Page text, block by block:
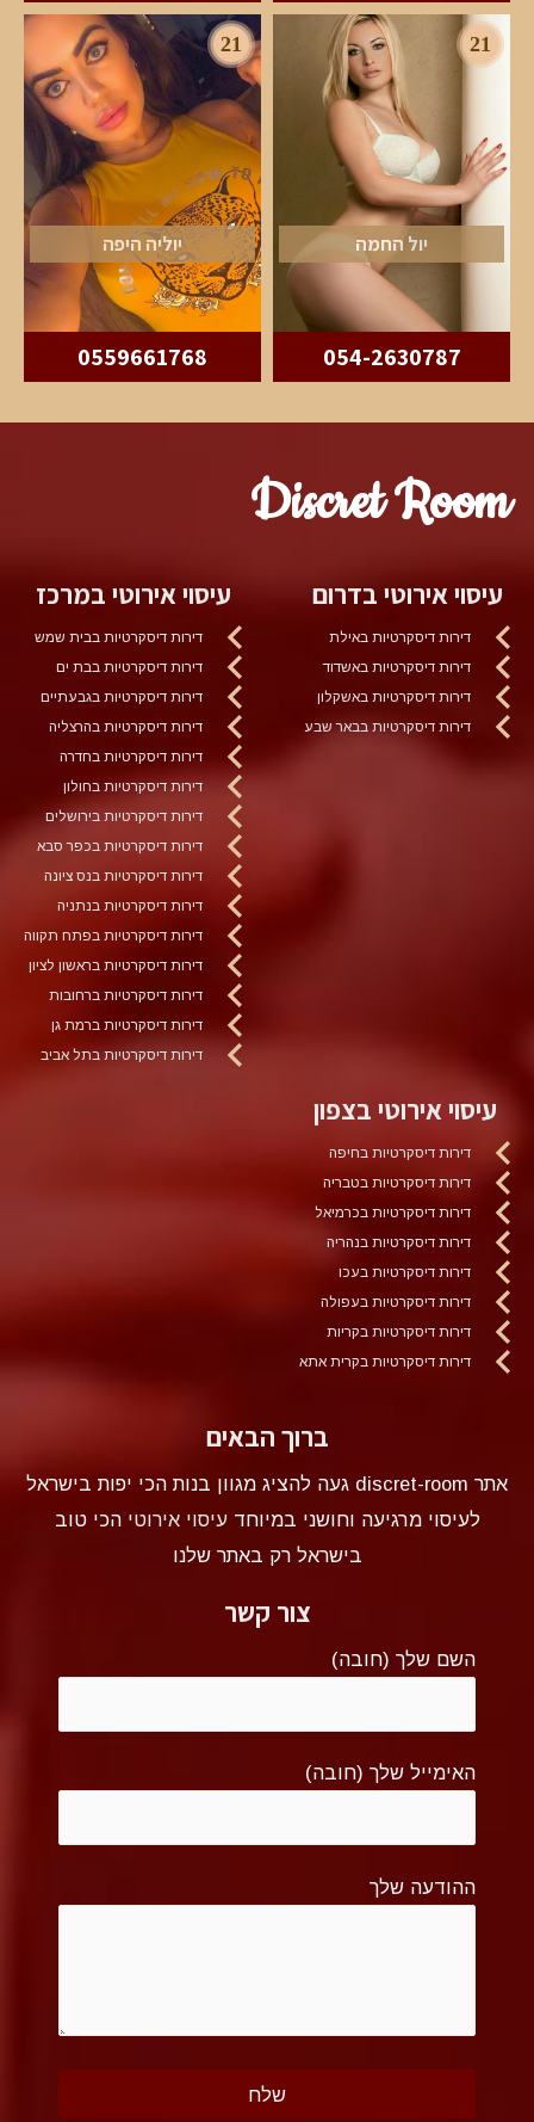
21
יול החמה
054-2630787
21
יוליה היפה
0559661768
Discret Room
עיסוי אירוטי בדרום
דירות דיסקרטיות באילת
דירות דיסקרטיות באשדוד
דירות דיסקרטיות באשקלון
דירות דיסקרטיות בבאר שבע
עיסוי אירוטי במרכז
דירות דיסקרטיות בבית שמש
דירות דיסקרטיות בבת ים
דירות דיסקרטיות בגבעתיים
דירות דיסקרטיות בהרצליה
דירות דיסקרטיות בחדרה
דירות דיסקרטיות בחולון
דירות דיסקרטיות בירושלים
דירות דיסקרטיות בכפר סבא
דירות דיסקרטיות בנס ציונה
דירות דיסקרטיות בנתניה
דירות דיסקרטיות בפתח תקווה
דירות דיסקרטיות בראשון לציון
דירות דיסקרטיות ברחובות
דירות דיסקרטיות ברמת גן
דירות דיסקרטיות בתל אביב
עיסוי אירוטי בצפון
דירות דיסקרטיות בחיפה
דירות דיסקרטיות בטבריה
דירות דיסקרטיות בכרמיאל
דירות דיסקרטיות בנהריה
דירות דיסקרטיות בעכו
דירות דיסקרטיות בעפולה
דירות דיסקרטיות בקריות
דירות דיסקרטיות בקרית אתא
ברוך הבאים
אתר discret-room געה להציג מגוון בנות הכי יפות בישראל
לעיסוי מרגיעה וחושני במיוחדעיסוי אירוטי הכי טוב
בישראל רק באתר שלנו
צור קשר
השם שלך (חובה)
האימייל שלך (חובה)
ההודעה שלך